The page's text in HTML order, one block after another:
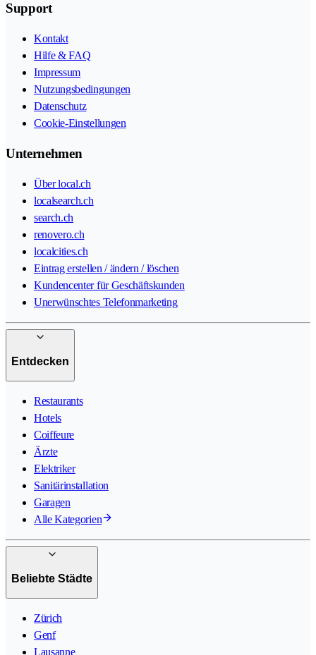
Support
Kontakt
Hilfe & FAQ
Impressum
Nutzungsbedingungen
Datenschutz
Cookie-Einstellungen
Unternehmen
Über local.ch
localsearch.ch
search.ch
renovero.ch
localcities.ch
Eintrag erstellen / ändern / löschen
Kundencenter für Geschäftskunden
Unerwünschtes Telefonmarketing
Entdecken
Restaurants
Hotels
Coiffeure
Ärzte
Elektriker
Sanitärinstallation
Garagen
Alle Kategorien
Beliebte Städte
Zürich
Genf
Lausanne